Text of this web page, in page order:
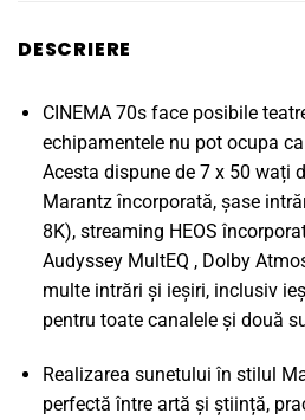
DESCRIERE
CINEMA 70s face posibile
echipamentele nu pot ocupa
Acesta dispune de 7 x 50 wați
Marantz încorporată, șase
8K), streaming HEOS
Audyssey MultEQ , Dolby
multe intrări și ieșiri, inclusiv
pentru toate canalele și două
Realizarea sunetului în stilul
perfectă între artă și știință,